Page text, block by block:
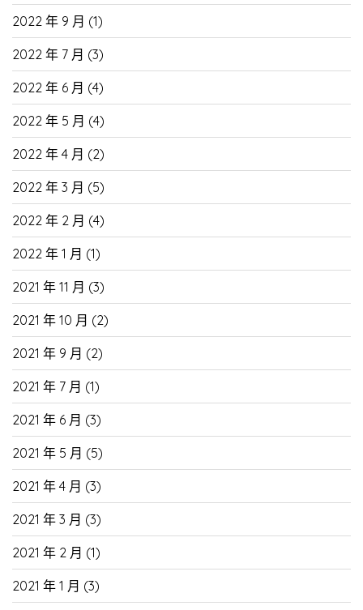
2022 年 9 月 (1)
2022 年 7 月 (3)
2022 年 6 月 (4)
2022 年 5 月 (4)
2022 年 4 月 (2)
2022 年 3 月 (5)
2022 年 2 月 (4)
2022 年 1 月 (1)
2021 年 11 月 (3)
2021 年 10 月 (2)
2021 年 9 月 (2)
2021 年 7 月 (1)
2021 年 6 月 (3)
2021 年 5 月 (5)
2021 年 4 月 (3)
2021 年 3 月 (3)
2021 年 2 月 (1)
2021 年 1 月 (3)